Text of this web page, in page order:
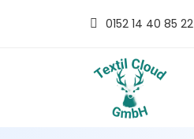
0152 14 40 85 22